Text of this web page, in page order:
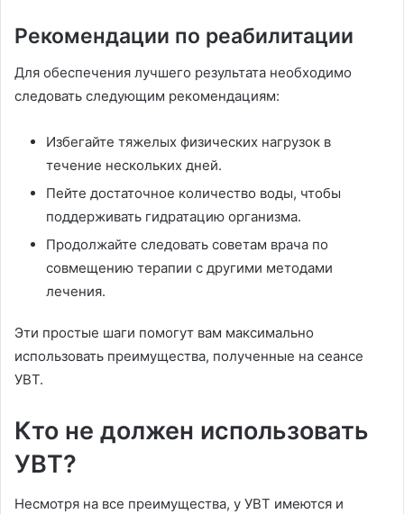
Рекомендации по реабилитации
Для обеспечения лучшего результата необходимо
следовать следующим рекомендациям:
Избегайте тяжелых физических нагрузок в
течение нескольких дней.
Пейте достаточное количество воды, чтобы
поддерживать гидратацию организма.
Продолжайте следовать советам врача по
совмещению терапии с другими методами
лечения.
Эти простые шаги помогут вам максимально
использовать преимущества, полученные на сеансе
УВТ.
Кто не должен использовать
УВТ?
Несмотря на все преимущества, у УВТ имеются и